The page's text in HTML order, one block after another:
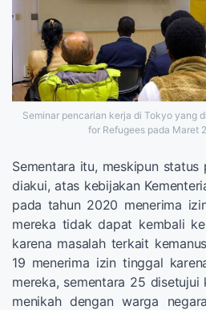
Seminar pencarian kerja di Tokyo yang
for Refugees pada Maret
Sementara itu, meskipun
diakui, atas kebijakan
pada tahun 2020 menerima
mereka tidak dapat kembali
karena masalah terkait
19 menerima izin tinggal
mereka, sementara 25 disetujui
menikah dengan warga